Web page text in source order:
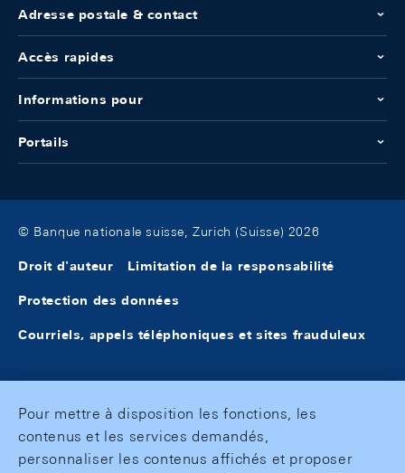
Adresse postale & contact
Accès rapides
Informations pour
Portails
© Banque nationale suisse, Zurich (Suisse) 2026
Droit d'auteur Limitation de la responsabilité
Protection des données
Courriels, appels téléphoniques et sites frauduleux
Pour mettre à disposition les fonctions, les
contenus et les services demandés,
personnaliser les contenus affichés et proposer